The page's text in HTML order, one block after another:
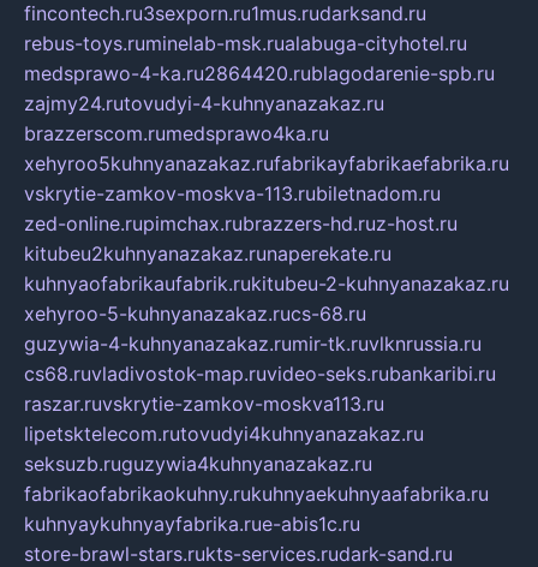
fincontech.ru3sexporn.ru1mus.rudarksand.ru
rebus-toys.ruminelab-msk.rualabuga-cityhotel.ru
medsprawo-4-ka.ru2864420.rublagodarenie-spb.ru
zajmy24.rutovudyi-4-kuhnyanazakaz.ru
brazzerscom.rumedsprawo4ka.ru
xehyroo5kuhnyanazakaz.rufabrikayfabrikaefabrika.ru
vskrytie-zamkov-moskva-113.rubiletnadom.ru
zed-online.rupimchax.rubrazzers-hd.ruz-host.ru
kitubeu2kuhnyanazakaz.runaperekate.ru
kuhnyaofabrikaufabrik.rukitubeu-2-kuhnyanazakaz.ru
xehyroo-5-kuhnyanazakaz.rucs-68.ru
guzywia-4-kuhnyanazakaz.rumir-tk.ruvlknrussia.ru
cs68.ruvladivostok-map.ruvideo-seks.rubankaribi.ru
raszar.ruvskrytie-zamkov-moskva113.ru
lipetsktelecom.rutovudyi4kuhnyanazakaz.ru
seksuzb.ruguzywia4kuhnyanazakaz.ru
fabrikaofabrikaokuhny.rukuhnyaekuhnyaafabrika.ru
kuhnyaykuhnyayfabrika.rue-abis1c.ru
store-brawl-stars.rukts-services.rudark-sand.ru